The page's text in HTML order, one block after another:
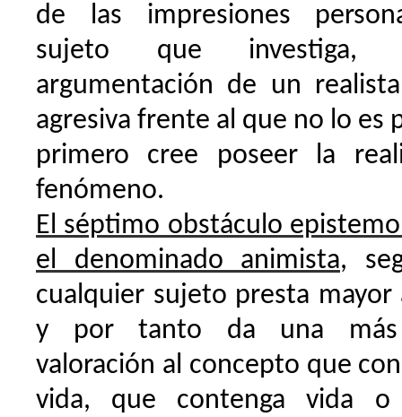
de las impresiones
sujeto que
argumentación de un
agresiva frente al que no lo es
primero cree poseer la
fenómeno.
El séptimo obstáculo
el denominado animista,
cualquier sujeto presta mayor
y por tanto da una más
valoración al concepto que
vida, que contenga vida